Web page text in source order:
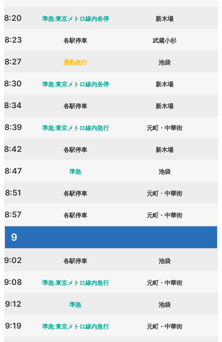
8:20 準急:東京メトロ線内各停 新木場
8:23 各駅停車 武蔵小杉
8:27 通勤急行 池袋
8:30 準急:東京メトロ線内各停 新木場
8:34 各駅停車 新木場
8:39 準急:東京メトロ線内急行 元町・中華街
8:42 各駅停車 新木場
8:47 準急 池袋
8:51 各駅停車 元町・中華街
8:57 各駅停車 元町・中華街
9
9:02 各駅停車 池袋
9:08 準急:東京メトロ線内急行 元町・中華街
9:12 準急 池袋
9:19 準急:東京メトロ線内急行 元町・中華街